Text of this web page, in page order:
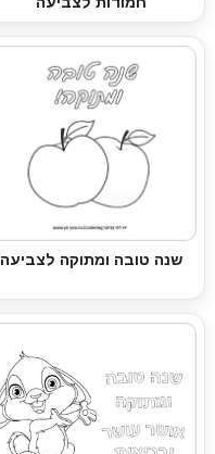
שנה טובה ומתוקה לצביעה